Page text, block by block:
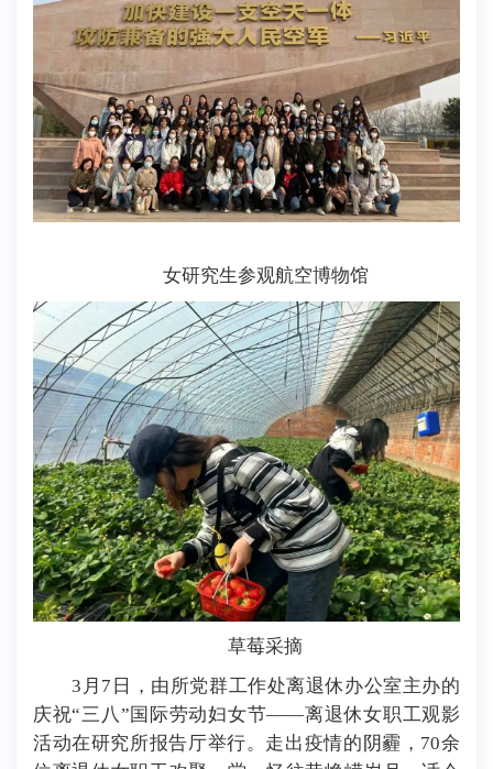
女研究生参观航空博物馆
草莓采摘
3月7日，由所党群工作处离退休办公室主办的
庆祝“三八”国际劳动妇女节——离退休女职工观影
活动在研究所报告厅举行。走出疫情的阴霾，70余